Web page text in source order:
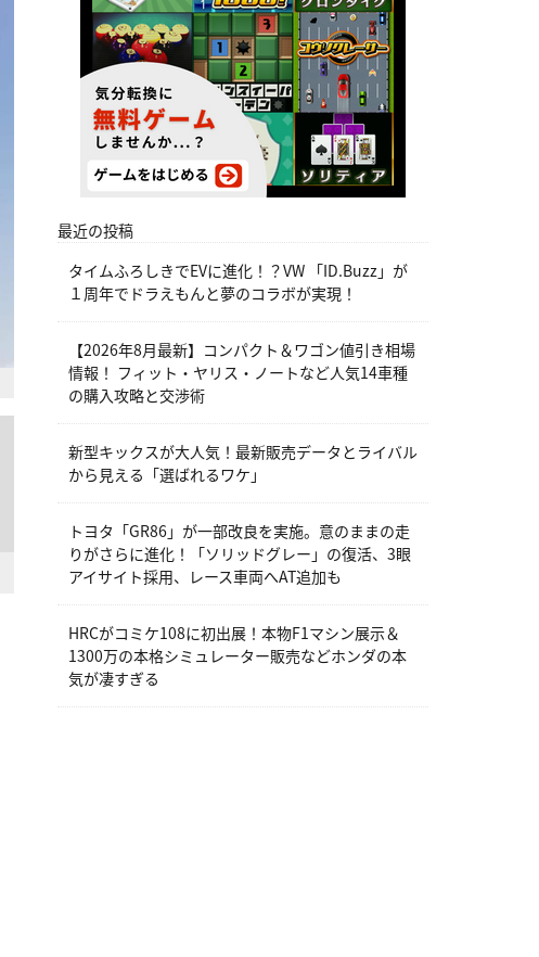
最近の投稿
タイムふろしきでEVに進化！？VW 「ID.Buzz」が
１周年でドラえもんと夢のコラボが実現！
【2026年8月最新】コンパクト＆ワゴン値引き相場
情報！ フィット・ヤリス・ノートなど人気14車種
の購入攻略と交渉術
新型キックスが大人気！最新販売データとライバル
から見える「選ばれるワケ」
トヨタ「GR86」が一部改良を実施。意のままの走
りがさらに進化！「ソリッドグレー」の復活、3眼
アイサイト採用、レース車両へAT追加も
HRCがコミケ108に初出展！本物F1マシン展示＆
1300万の本格シミュレーター販売などホンダの本
気が凄すぎる